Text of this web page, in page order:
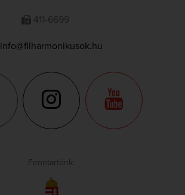
411-6699
info@filharmonikusok.hu
Fenntartónk: